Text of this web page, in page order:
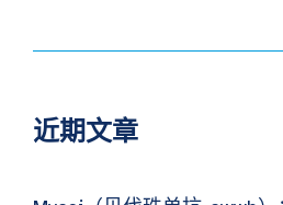
近期文章